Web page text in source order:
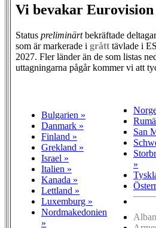
Vi bevakar Eurovision
Status preliminärtbekräftade
som är markerade i grått tävlade i
2027. Fler länder än de som listas
uttagningarna pågår kommer vi att
Bulgarien »
Danmark »
Finland »
Grekland »
Israel »
Italien »
Kanada »
Lettland »
Luxemburg »
Nordmakedonien
»
San
»